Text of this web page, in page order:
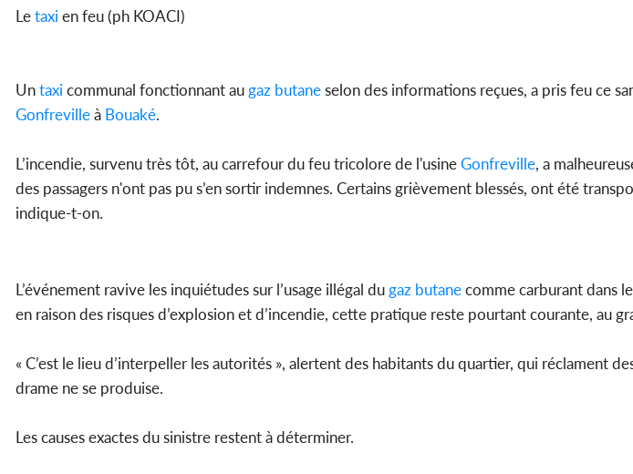
Letaxi en feu (ph KOACI)
Untaxi communal fonctionnant au gaz butaneselon des informations reçues, a pris feu ce
Gonfrevilleà Bouaké.
L’incendie, survenu très tôt, au carrefour du feu tricolore de l'usineGonfreville, a
des passagers n'ont pas pu s’en sortir indemnes. Certains grièvement blessés, ont été
indique-t-on.
L’événement ravive les inquiétudes sur l’usage illégal du gaz butanecomme carburant dans
en raison des risques d’explosion et d’incendie, cette pratique reste pourtant courante, au
« C’est le lieu d’interpeller les autorités », alertent des habitants du quartier, qui réclament
drame ne se produise.
Les causes exactes du sinistre restent à déterminer.